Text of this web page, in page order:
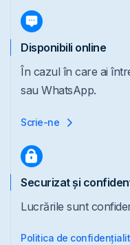
Disponibili online
În cazul în care ai
sau WhatsApp.
Scrie-ne
Securizat și
Lucrările sunt
Politica de